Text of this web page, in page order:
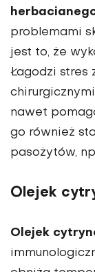
problemami
jest to, że
Łagodzi stres
nawet
go również
pasożytów,
Olejek
Olejek